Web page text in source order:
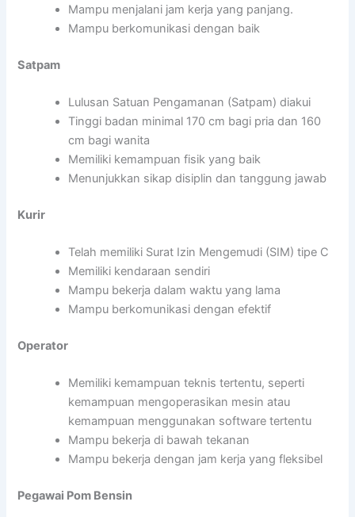
Mampu menjalani jam kerja yang panjang.
Mampu berkomunikasi dengan baik
Satpam
Lulusan Satuan Pengamanan (Satpam) diakui
Tinggi badan minimal 170 cm bagi pria dan 160
cm bagi wanita
Memiliki kemampuan fisik yang baik
Menunjukkan sikap disiplin dan tanggung jawab
Kurir
Telah memiliki Surat Izin Mengemudi (SIM) tipe C
Memiliki kendaraan sendiri
Mampu bekerja dalam waktu yang lama
Mampu berkomunikasi dengan efektif
Operator
Memiliki kemampuan teknis tertentu, seperti
kemampuan mengoperasikan mesin atau
kemampuan menggunakan software tertentu
Mampu bekerja di bawah tekanan
Mampu bekerja dengan jam kerja yang fleksibel
Pegawai Pom Bensin